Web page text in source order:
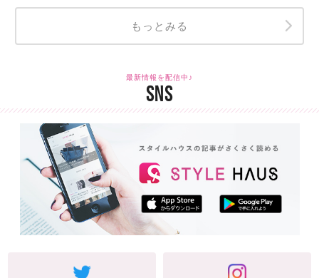
もっとみる
最新情報を配信中♪
SNS